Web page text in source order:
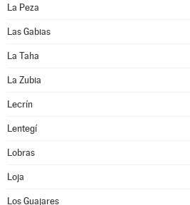
La Peza
Las Gabias
La Taha
La Zubia
Lecrín
Lentegí
Lobras
Loja
Los Guajares